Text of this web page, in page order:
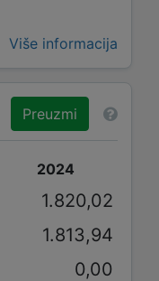
Više informacija
Preuzmi
2024
1.820,02
1.813,94
0,00